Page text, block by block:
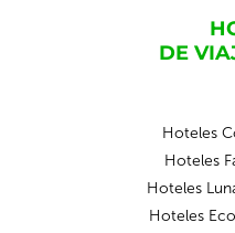
DE
Hoteles
Hoteles
Hoteles
Hoteles